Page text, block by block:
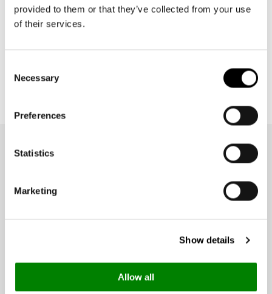
provided to them or that they’ve collected from your use
of their services.
Selection
Necessary
Preferences
Statistics
Marketing
Show details
Allow all
Ricevi 10€ di sconto sul tuo primo
e scopri in anteprima novità, collezioni e ispirazioni per ogni giorno.